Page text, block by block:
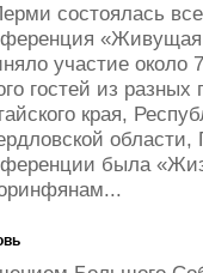
состоялась
участие около
гостей из разных
края,
была